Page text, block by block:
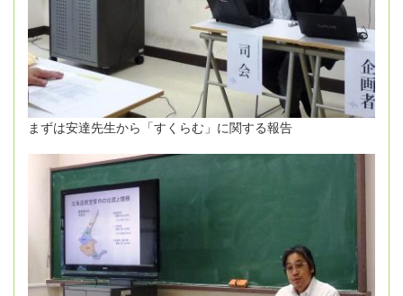
まずは安達先生から「すくらむ」に関する報告